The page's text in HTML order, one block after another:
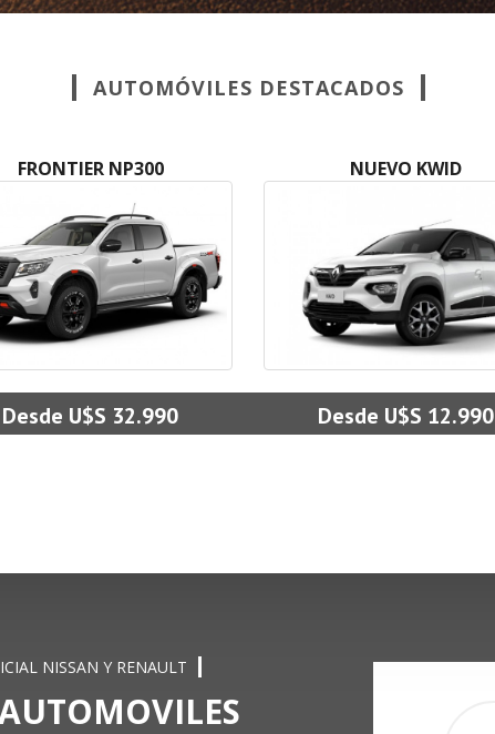
AUTOMÓVILES DESTACADOS
FRONTIER NP300
Desde U$S 32.990
NUEVO KWID
Desde U$S 12.990
NISSAN Y RENAULT